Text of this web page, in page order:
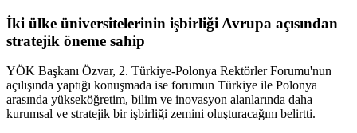
İki ülke üniversitelerinin işbirliği Avrupa açısından
stratejik öneme sahip
YÖK Başkanı Özvar, 2. Türkiye-Polonya Rektörler Forumu'nun
açılışında yaptığı konuşmada ise forumun Türkiye ile Polonya
arasında yükseköğretim, bilim ve inovasyon alanlarında daha
kurumsal ve stratejik bir işbirliği zemini oluşturacağını belirtti.